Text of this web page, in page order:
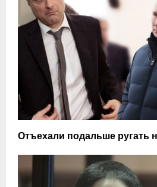
Отъехали подальше ругать